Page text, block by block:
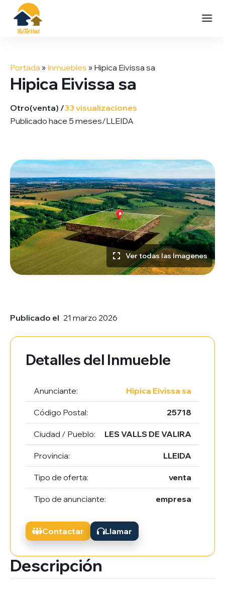
contenido
Portada » Inmuebles » Hipica Eivissa sa
Hipica Eivissa sa
Otro(venta) /33 visualizaciones
Publicado hace 5 meses/LLEIDA
Ver todas las Imagenes
Publicado el 21 marzo 2026
Descripción
Detalles del Inmueble
Anunciante: Hipica Eivissa sa
Código Postal: 25718
Ciudad / Pueblo: LES VALLS DE VALIRA
Provincia: LLEIDA
Tipo de oferta: venta
Tipo de anunciante: empresa
Contactar Llamar